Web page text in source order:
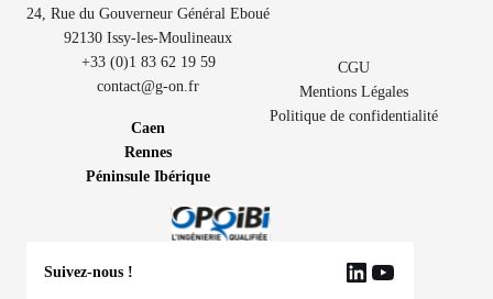
24, Rue du Gouverneur Général Eboué
92130 Issy-les-Moulineaux
+33 (0)1 83 62 19 59
contact@g-on.fr
Caen
Rennes
Péninsule Ibérique
CGU
Mentions Légales
Politique de confidentialité
Suivez-nous ! LinkedIn
YouTube